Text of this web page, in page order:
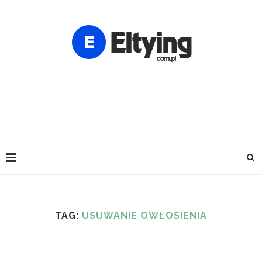
TAG: USUWANIE OWŁOSIENIA